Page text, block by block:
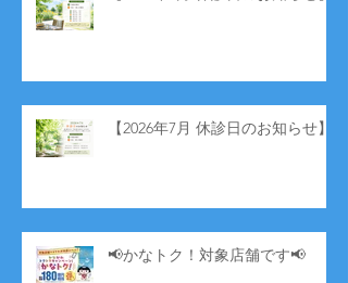
【2026年7月 休診日のお知らせ】
📢かなトク！対象店舗です📢